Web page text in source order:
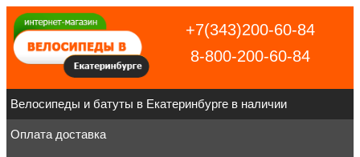
+7(343)200-60-84
8-800-200-60-84
Велосипеды и батуты в Екатеринбурге в наличии
Оплата доставка